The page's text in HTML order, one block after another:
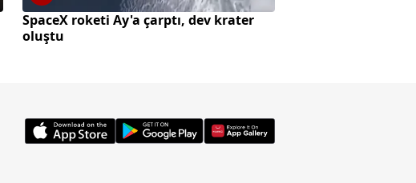
SpaceX roketi Ay'a çarptı, dev krater
oluştu